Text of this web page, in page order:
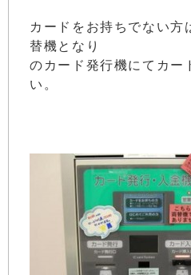
カードをお持ちでない方
替機となり
のカード発行機にてカー
い。